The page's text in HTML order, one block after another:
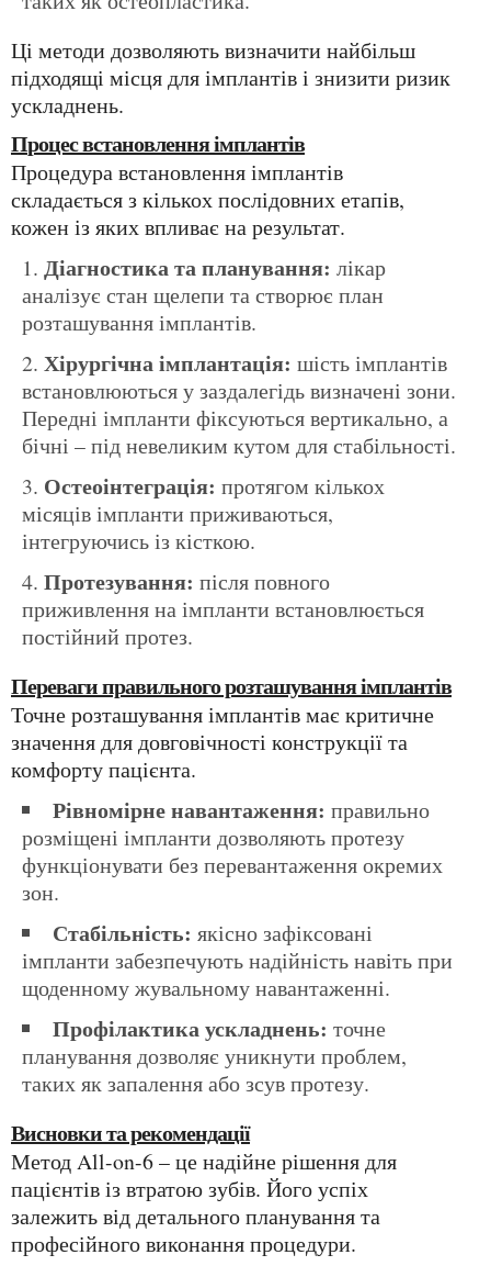
Ці методи дозволяють визначити найбільш
підходящі місця для імплантів і знизити ризик
ускладнень.
Процес встановлення імплантів
Процедура встановлення імплантів
складається з кількох послідовних етапів,
кожен із яких впливає на результат.
Діагностика та планування: лікар
аналізує стан щелепи та створює план
розташування імплантів.
Хірургічна імплантація: шість імплантів
встановлюються у заздалегідь визначені зони.
Передні імпланти фіксуються вертикально, а
бічні – під невеликим кутом для стабільності.
Остеоінтеграція: протягом кількох
місяців імпланти приживаються,
інтегруючись із кісткою.
Протезування: після повного
приживлення на імпланти встановлюється
постійний протез.
Переваги правильного розташування імплантів
Точне розташування імплантів має критичне
значення для довговічності конструкції та
комфорту пацієнта.
Рівномірне навантаження: правильно
розміщені імпланти дозволяють протезу
функціонувати без перевантаження окремих
зон.
Стабільність: якісно зафіксовані
імпланти забезпечують надійність навіть при
щоденному жувальному навантаженні.
Профілактика ускладнень: точне
планування дозволяє уникнути проблем,
таких як запалення або зсув протезу.
Висновки та рекомендації
Метод All-on-6 – це надійне рішення для
пацієнтів із втратою зубів. Його успіх
залежить від детального планування та
професійного виконання процедури.